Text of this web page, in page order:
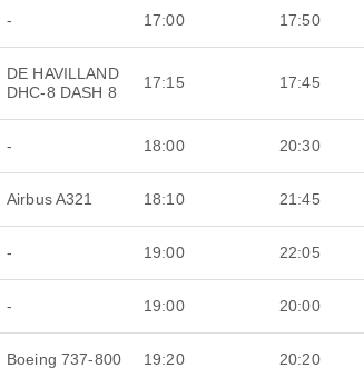
- 17:00 17:50
DE HAVILLAND
DHC-8 DASH 8
17:15 17:45
- 18:00 20:30
Airbus A321 18:10 21:45
- 19:00 22:05
- 19:00 20:00
Boeing 737-800 19:20 20:20